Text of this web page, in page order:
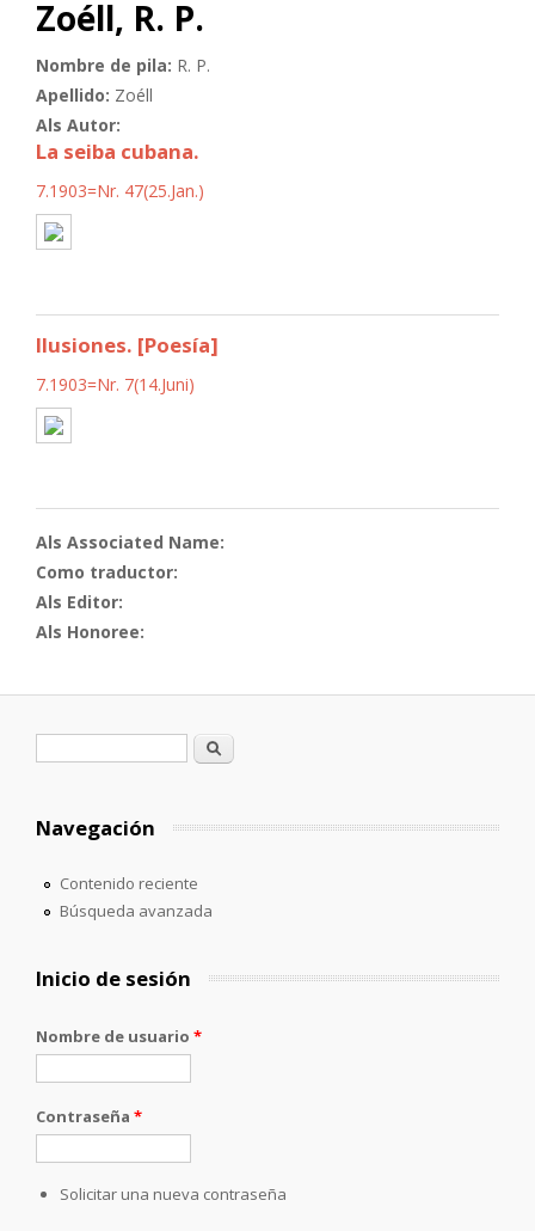
Zoéll, R. P.
Nombre de pila: R. P.
Apellido: Zoéll
Als Autor:
La seiba cubana.
7.1903=Nr. 47(25.Jan.)
Ilusiones. [Poesía]
7.1903=Nr. 7(14.Juni)
Als Associated Name:
Como traductor:
Als Editor:
Als Honoree:
Formulario de búsqueda
Buscar
Navegación
Contenido reciente
Búsqueda avanzada
Inicio de sesión
Nombre de usuario *
Contraseña *
Solicitar una nueva contraseña